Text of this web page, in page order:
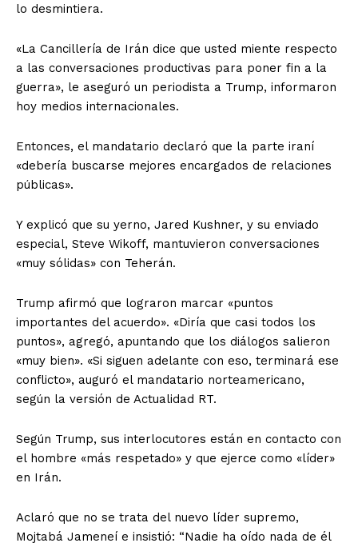
lo desmintiera.
«La Cancillería de Irán dice que usted miente respecto
a las conversaciones productivas para poner fin a la
guerra», le aseguró un periodista a Trump, informaron
hoy medios internacionales.
Entonces, el mandatario declaró que la parte iraní
«debería buscarse mejores encargados de relaciones
públicas».
Y explicó que su yerno, Jared Kushner, y su enviado
especial, Steve Wikoff, mantuvieron conversaciones
«muy sólidas» con Teherán.
Trump afirmó que lograron marcar «puntos
importantes del acuerdo». «Diría que casi todos los
puntos», agregó, apuntando que los diálogos salieron
«muy bien». «Si siguen adelante con eso, terminará ese
conflicto», auguró el mandatario norteamericano,
según la versión de Actualidad RT.
Según Trump, sus interlocutores están en contacto con
el hombre «más respetado» y que ejerce como «líder»
en Irán.
Aclaró que no se trata del nuevo líder supremo,
Mojtabá Jameneí e insistió: “Nadie ha oído nada de él